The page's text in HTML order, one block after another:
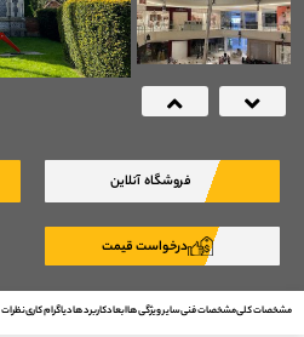
Previous
Next
فروشگاه آنلاین
درخواست قیمت
مشخصات کلیمشخصات فنیسایر ویژگی هاابعادکاربرد هادیاگرام کارینظرات